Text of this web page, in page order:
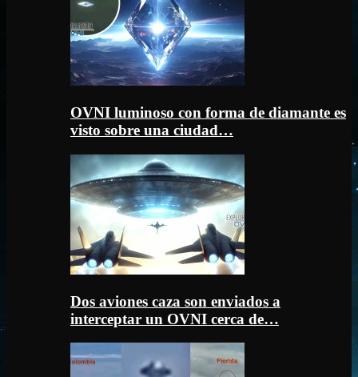
OVNI luminoso con forma de diamante es
visto sobre una ciudad…
Dos aviones caza son enviados a
interceptar un OVNI cerca de…